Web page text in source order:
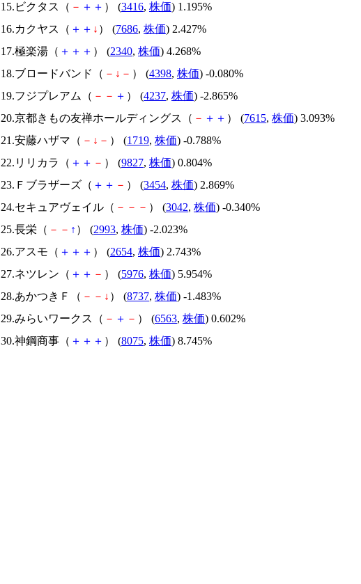
15.ビクタス（ － ＋ ＋ ） (3416, 株価) 1.195%
16.カクヤス（ ＋ ＋ ↓ ） (7686, 株価) 2.427%
17.極楽湯（ ＋ ＋ ＋ ） (2340, 株価) 4.268%
18.ブロードバンド（ － ↓ － ） (4398, 株価) -0.080%
19.フジプレアム（ － － ＋ ） (4237, 株価) -2.865%
20.京都きもの友禅ホールディングス（ － ＋ ＋ ） (7615, 株価) 3.093%
21.安藤ハザマ（ － ↓ － ） (1719, 株価) -0.788%
22.リリカラ（ ＋ ＋ － ） (9827, 株価) 0.804%
23.Ｆブラザーズ（ ＋ ＋ － ） (3454, 株価) 2.869%
24.セキュアヴェイル（ － － － ） (3042, 株価) -0.340%
25.長栄（ － － ↑ ） (2993, 株価) -2.023%
26.アスモ（ ＋ ＋ ＋ ） (2654, 株価) 2.743%
27.ネツレン（ ＋ ＋ － ） (5976, 株価) 5.954%
28.あかつきＦ（ － － ↓ ） (8737, 株価) -1.483%
29.みらいワークス（ － ＋ － ） (6563, 株価) 0.602%
30.神鋼商事（ ＋ ＋ ＋ ） (8075, 株価) 8.745%